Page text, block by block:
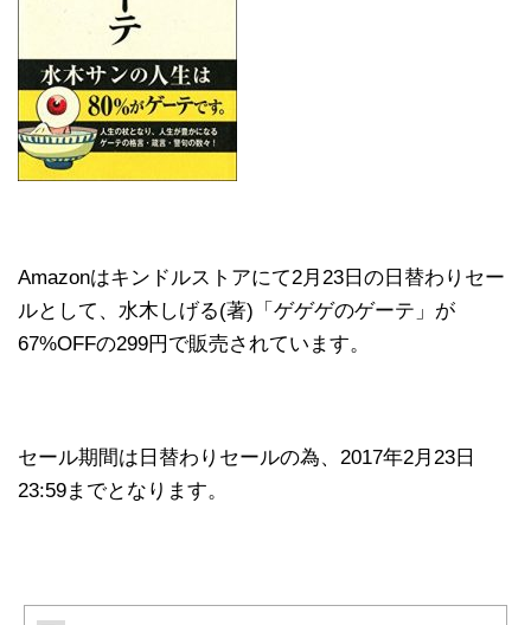
Amazonはキンドルストアにて2月23日の日替わりセー
ルとして、水木しげる(著)「ゲゲゲのゲーテ」が
67%OFFの299円で販売されています。
セール期間は日替わりセールの為、2017年2月23日
23:59までとなります。